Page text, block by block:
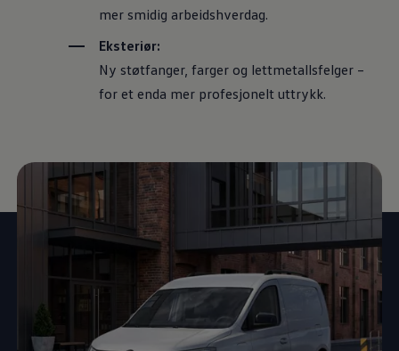
mer smidig arbeidshverdag.
Eksteriør:
Ny støtfanger, farger og lettmetallsfelger –
for et enda mer profesjonelt uttrykk.